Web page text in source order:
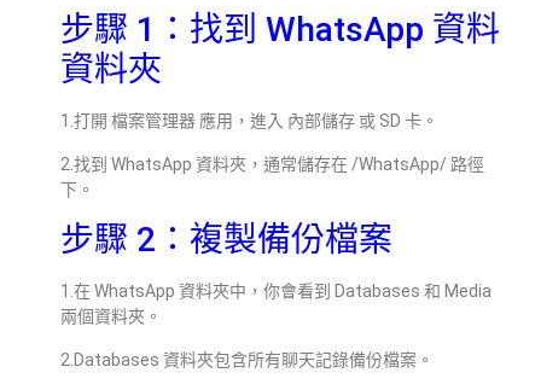
步驟 1：找到 WhatsApp 資料
資料夾
1.打開 檔案管理器 應用，進入 內部儲存 或 SD 卡。
2.找到 WhatsApp 資料夾，通常儲存在 /WhatsApp/ 路徑
下。
步驟 2：複製備份檔案
1.在 WhatsApp 資料夾中，你會看到 Databases 和 Media
兩個資料夾。
2.Databases 資料夾包含所有聊天記錄備份檔案。